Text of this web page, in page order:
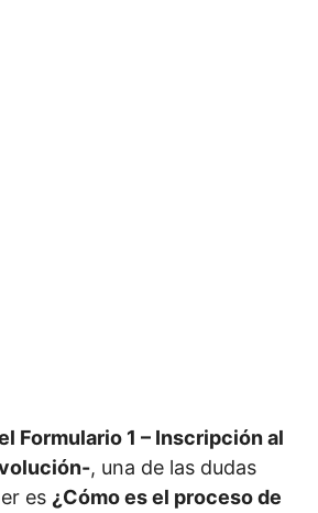
Formulario 1 – Inscripción al
, una de las dudas
es ¿Cómo es el proceso de